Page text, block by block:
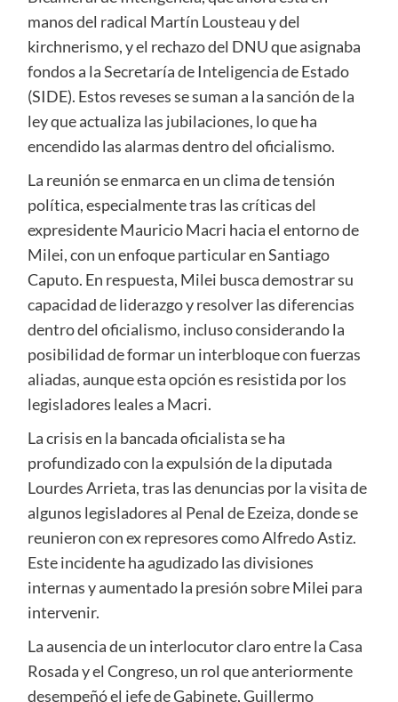
manos del radical Martín Lousteau y del
kirchnerismo, y el rechazo del DNU que asignaba
fondos a la Secretaría de Inteligencia de Estado
(SIDE). Estos reveses se suman a la sanción de la
ley que actualiza las jubilaciones, lo que ha
encendido las alarmas dentro del oficialismo.
La reunión se enmarca en un clima de tensión
política, especialmente tras las críticas del
expresidente Mauricio Macri hacia el entorno de
Milei, con un enfoque particular en Santiago
Caputo. En respuesta, Milei busca demostrar su
capacidad de liderazgo y resolver las diferencias
dentro del oficialismo, incluso considerando la
posibilidad de formar un interbloque con fuerzas
aliadas, aunque esta opción es resistida por los
legisladores leales a Macri.
La crisis en la bancada oficialista se ha
profundizado con la expulsión de la diputada
Lourdes Arrieta, tras las denuncias por la visita de
algunos legisladores al Penal de Ezeiza, donde se
reunieron con ex represores como Alfredo Astiz.
Este incidente ha agudizado las divisiones
internas y aumentado la presión sobre Milei para
intervenir.
La ausencia de un interlocutor claro entre la Casa
Rosada y el Congreso, un rol que anteriormente
desempeñó el jefe de Gabinete, Guillermo